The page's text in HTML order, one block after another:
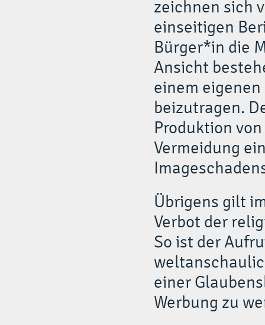
zeichnen sich
einseitigen
Bürger*in die
Ansicht
einem
beizutragen.
Produktion
Vermeidung
Übrigens gilt
Verbot der
So ist der
einer
Werbung zu